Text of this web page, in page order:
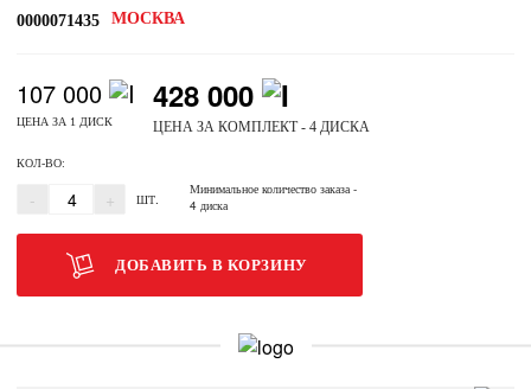
0000071435 МОСКВА
107 000
ЦЕНА ЗА 1 ДИСК
428 000
ЦЕНА ЗА КОМПЛЕКТ - 4 ДИСКА
КОЛ-ВО:
- + ШТ.
Минимальное количество заказа-
4 диска
ДОБАВИТЬ В КОРЗИНУ